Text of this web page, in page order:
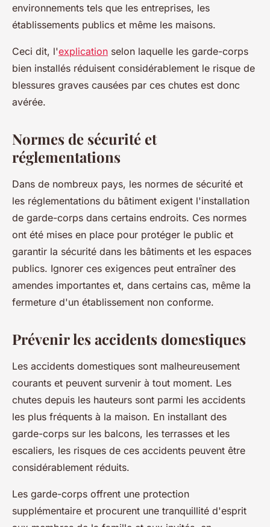
environnements tels que les entreprises, les
établissements publics et même les maisons.
Ceci dit, l'explication selon laquelle les garde-corps
bien installés réduisent considérablement le risque de
blessures graves causées par ces chutes est donc
avérée.
Normes de sécurité et
réglementations
Dans de nombreux pays, les normes de sécurité et
les réglementations du bâtiment exigent l'installation
de garde-corps dans certains endroits. Ces normes
ont été mises en place pour protéger le public et
garantir la sécurité dans les bâtiments et les espaces
publics. Ignorer ces exigences peut entraîner des
amendes importantes et, dans certains cas, même la
fermeture d'un établissement non conforme.
Prévenir les accidents domestiques
Les accidents domestiques sont malheureusement
courants et peuvent survenir à tout moment. Les
chutes depuis les hauteurs sont parmi les accidents
les plus fréquents à la maison. En installant des
garde-corps sur les balcons, les terrasses et les
escaliers, les risques de ces accidents peuvent être
considérablement réduits.
Les garde-corps offrent une protection
supplémentaire et procurent une tranquillité d'esprit